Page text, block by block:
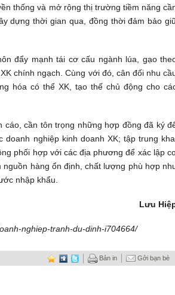
thống và mở rộng thị trường tiềm năng
dựng thời gian qua, đồng thời đảm bảo
đẩy mạnh tái cơ cấu ngành lúa, gạo
chính ngạch. Cùng với đó, cân đối nhu
hóa có thể XK, tạo thế chủ động cho
cáo, cần tôn trọng những hợp đồng đã ký
nghiệp kinh doanh XK; tập trung
phối hợp với các địa phương để xác lập
hàng ổn định, chất lượng phù hợp
nhập khẩu.
Lưu
nghiep-tranh-du-dinh-i704664/
Gởi bạn bè
Bản in